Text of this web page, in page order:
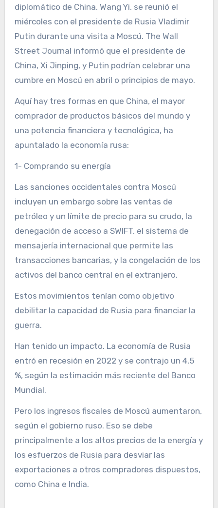
diplomático de China, Wang Yi, se reunió el
miércoles con el presidente de Rusia Vladimir
Putin durante una visita a Moscú. The Wall
Street Journal informó que el presidente de
China, Xi Jinping, y Putin podrían celebrar una
cumbre en Moscú en abril o principios de mayo.
Aquí hay tres formas en que China, el mayor
comprador de productos básicos del mundo y
una potencia financiera y tecnológica, ha
apuntalado la economía rusa:
1- Comprando su energía
Las sanciones occidentales contra Moscú
incluyen un embargo sobre las ventas de
petróleo y un límite de precio para su crudo, la
denegación de acceso a SWIFT, el sistema de
mensajería internacional que permite las
transacciones bancarias, y la congelación de los
activos del banco central en el extranjero.
Estos movimientos tenían como objetivo
debilitar la capacidad de Rusia para financiar la
guerra.
Han tenido un impacto. La economía de Rusia
entró en recesión en 2022 y se contrajo un 4,5
%, según la estimación más reciente del Banco
Mundial.
Pero los ingresos fiscales de Moscú aumentaron,
según el gobierno ruso. Eso se debe
principalmente a los altos precios de la energía y
los esfuerzos de Rusia para desviar las
exportaciones a otros compradores dispuestos,
como China e India.